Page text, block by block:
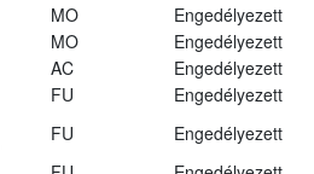
MO
Engedélyezett
MO
Engedélyezett
AC
Engedélyezett
FU
Engedélyezett
FU
Engedélyezett